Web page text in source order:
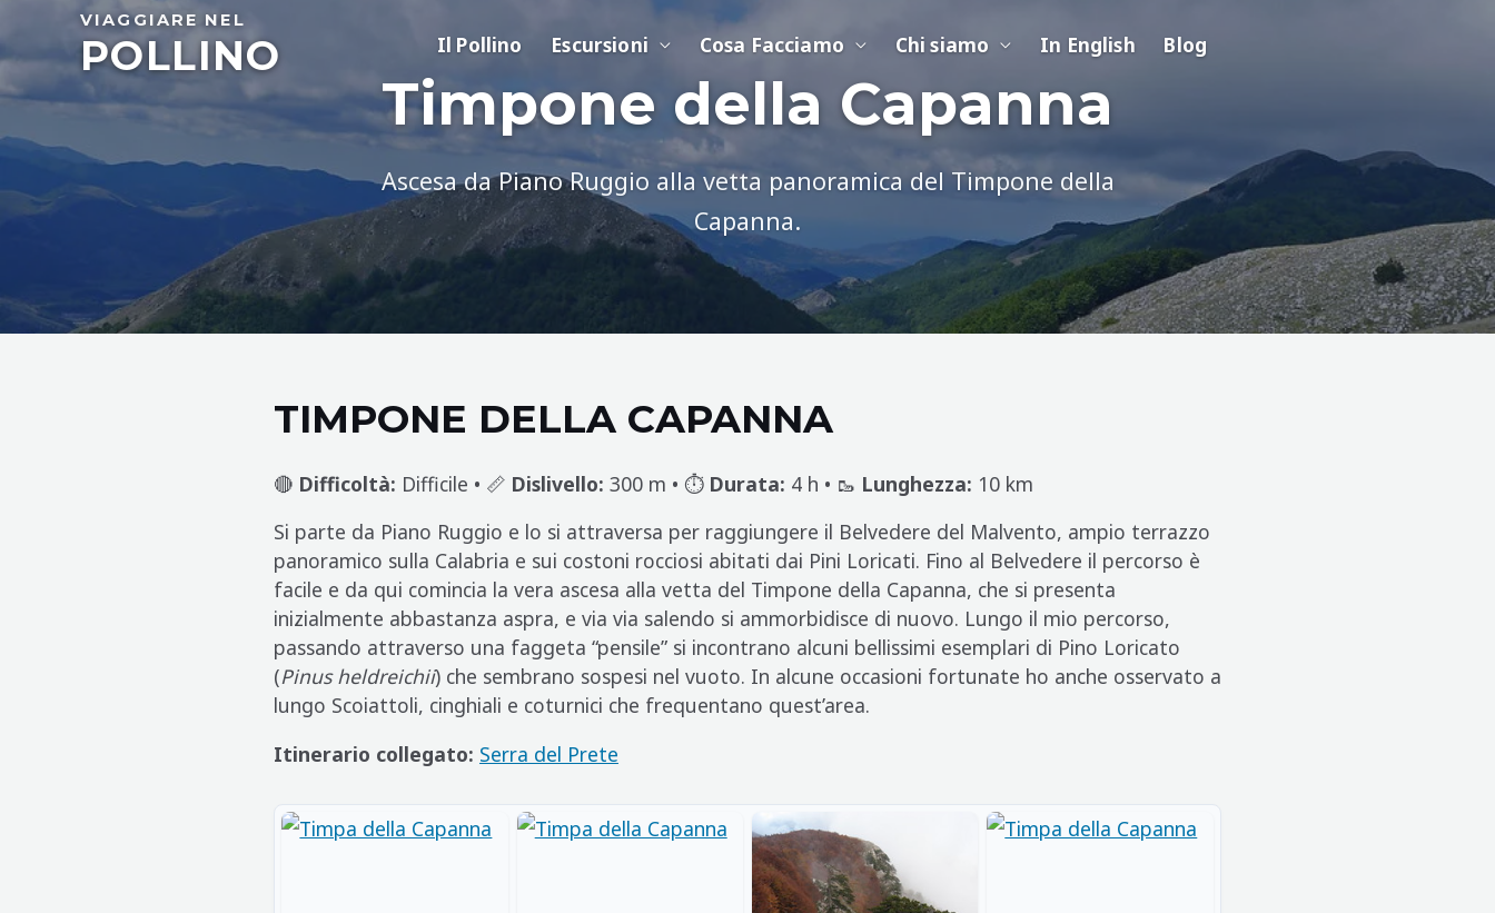
to
VIAGGIARE NEL
POLLINO Il Pollino Escursioni Cosa Facciamo Chi siamo In English Blog
Timpone della Capanna
Ascesa da Piano Ruggio alla vetta panoramica del Timpone della
Capanna.
TIMPONE DELLA CAPANNA
🔴 Difficoltà: Difficile • 📏 Dislivello: 300 m • ⏱️ Durata: 4 h • 🥾 Lunghezza: 10 km
Si parte da Piano Ruggio e lo si attraversa per raggiungere il Belvedere del Malvento, ampio terrazzo
panoramico sulla Calabria e sui costoni rocciosi abitati dai Pini Loricati. Fino al Belvedere il percorso è
facile e da qui comincia la vera ascesa alla vetta del Timpone della Capanna, che si presenta
inizialmente abbastanza aspra, e via via salendo si ammorbidisce di nuovo. Lungo il mio percorso,
passando attraverso una faggeta “pensile” si incontrano alcuni bellissimi esemplari di Pino Loricato
(Pinus heldreichii) che sembrano sospesi nel vuoto. In alcune occasioni fortunate ho anche osservato a
lungo Scoiattoli, cinghiali e coturnici che frequentano quest’area.
Itinerario collegato: Serra del Prete